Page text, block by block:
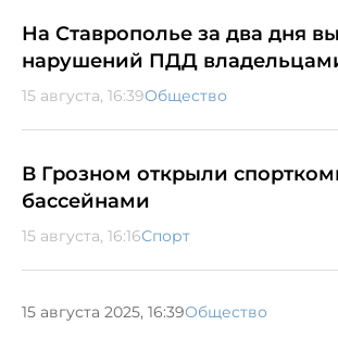
На Ставрополье за два дня
нарушений ПДД
15 августа, 16:39Общество
В Грозном открыли
бассейнами
15 августа, 16:16Спорт
15 августа 2025, 16:39Общество